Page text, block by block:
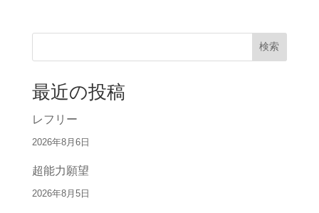
検索
最近の投稿
レフリー
2026年8月6日
超能力願望
2026年8月5日